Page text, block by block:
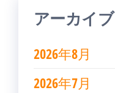
アーカイブ
2026年8月
2026年7月